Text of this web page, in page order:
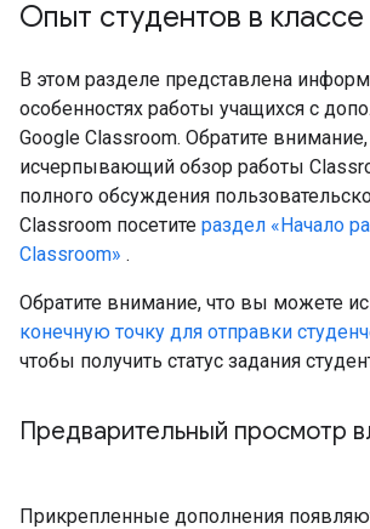
Опыт студентов в классе
В этом разделе представлена
особенностях работы учащихся с
Google Classroom. Обратите внимание,
исчерпывающий обзор работы
полного обсуждения
Classroom посетите раздел «Начало
Classroom» .
Обратите внимание, что вы можете
конечную точку для отправки
чтобы получить статус задания
Предварительный просмотр
Прикрепленные дополнения